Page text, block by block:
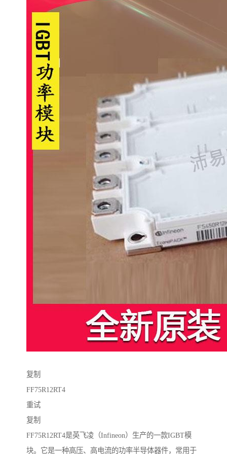
复制
FF75R12RT4
重试
复制
FF75R12RT4是英飞凌（Infineon）生产的一款IGBT模
块。它是一种高压、高电流的功率半导体器件，常用于